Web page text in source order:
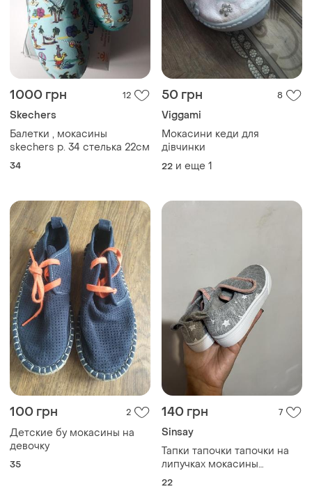
1000 грн 12
Skechers
Балетки , мокасины
skechers р. 34 стелька 22см
34
50 грн 8
Viggami
Мокасини кеди для
дівчинки
22 и еще 1
100 грн 2
Детские бу мокасины на
девочку
35
140 грн 7
Sinsay
Тапки тапочки тапочки на
липучках мокасины
кроссовки польща
22